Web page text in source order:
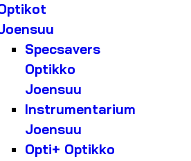
Specsavers
Optikko
Joensuu
Instrumentarium
Joensuu
Opti+ Optikko